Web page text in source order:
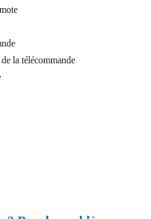
la télécommande